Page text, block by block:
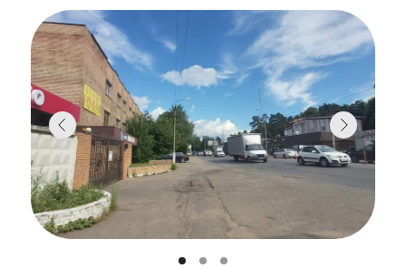
индивидуальный подход (возможно
измение габаритов и расположения
элементов управления оборудования по
желанию заказчика или по
предоставленной планировке цеха)
видео-отчет о запуске оборудования на
предоставленной или аналогичной таре и
Обкатчик с пневмоприводом позволяет
наносить этикетку и контрэтикетку с одного
рулона, а так же обеспечивает
качественное этикетирование конусной
тары или тары с углублением (выемкой) под
этикетку.